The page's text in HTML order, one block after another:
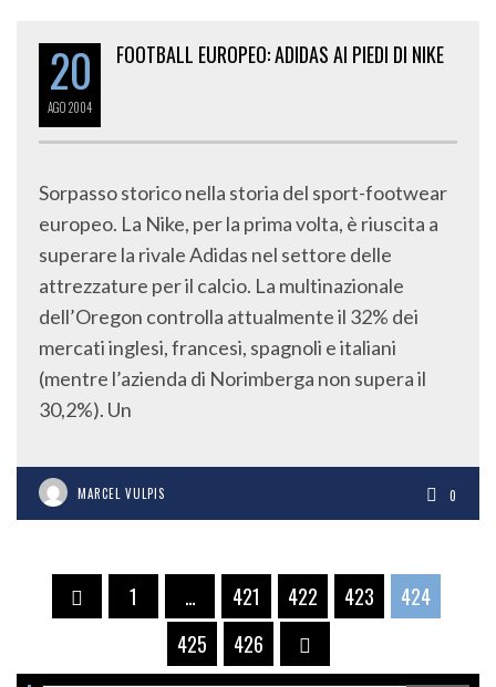
20
AGO2004
FOOTBALL EUROPEO: ADIDAS AI PIEDI DI NIKE
Sorpasso storico nella storia del sport-footwear
europeo. La Nike, per la prima volta, è riuscita a
superare la rivale Adidas nel settore delle
attrezzature per il calcio. La multinazionale
dell’Oregon controlla attualmente il 32% dei
mercati inglesi, francesi, spagnoli e italiani
(mentre l’azienda di Norimberga non supera il
30,2%). Un
MARCEL VULPIS 0
1 … 421 422 423
424
425
426